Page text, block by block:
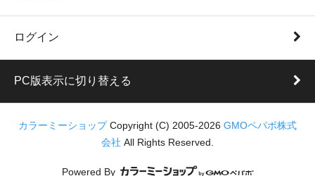
ログイン
PC版表示に切り替える
カラーミーショップ Copyright (C) 2005-2026 GMOペパボ株式
会社 All Rights Reserved.
Powered By